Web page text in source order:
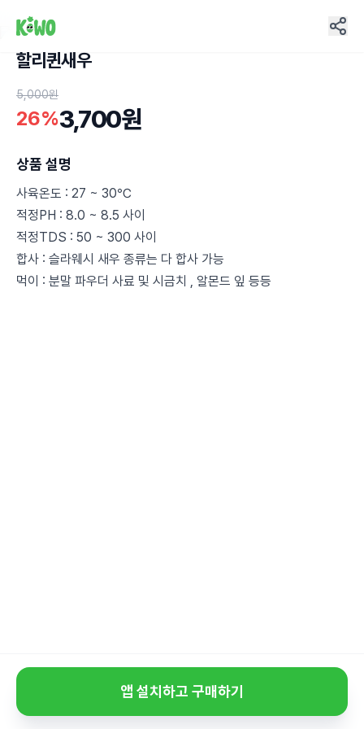
할리퀸새우
5,000원
26%3,700원
상품 설명
사육온도 : 27 ~ 30℃
적정PH : 8.0 ~ 8.5 사이
적정TDS : 50 ~ 300 사이
합사 : 슬라웨시 새우 종류는 다 합사 가능
먹이 : 분말 파우더 사료 및 시금치 , 알몬드 잎 등등
앱 설치하고 구매하기